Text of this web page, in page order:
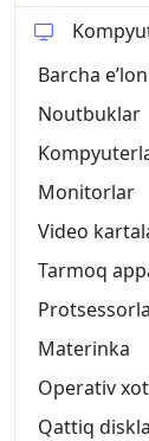
Barcha
Noutbuklar
Monitorlar
Video
Tarmoq
Materinka
Operativ
Qattiq